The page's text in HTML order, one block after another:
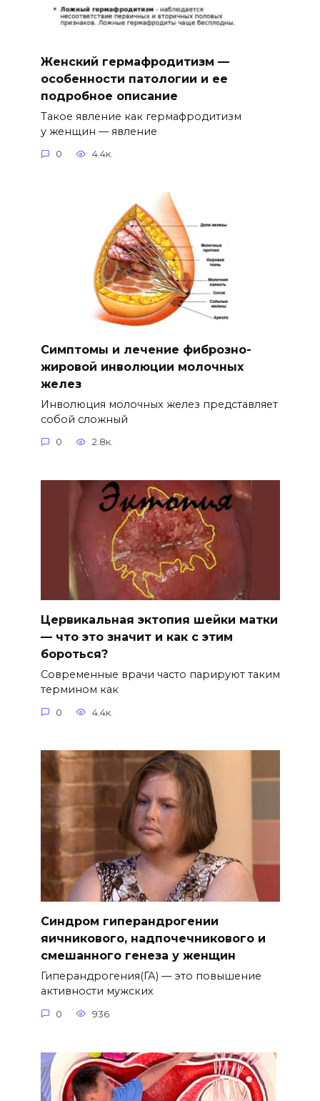
Женский гермафродитизм —
особенности патологии и ее
подробное описание
Такое явление как гермафродитизм
у женщин — явление
0 4.4к.
Симптомы и лечение фиброзно-
жировой инволюции молочных
желез
Инволюция молочных желез представляет
собой сложный
0 2.8к.
Цервикальная эктопия шейки матки
— что это значит и как с этим
бороться?
Современные врачи часто парируют таким
термином как
0 4.4к.
Синдром гиперандрогении
яичникового, надпочечникового и
смешанного генеза у женщин
Гиперандрогения(ГА) — это повышение
активности мужских
0 936